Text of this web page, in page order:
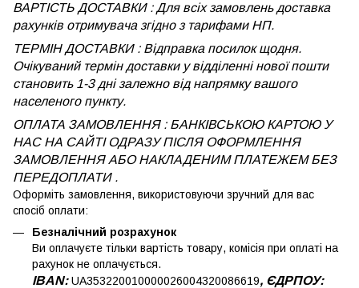
ВАРТІСТЬ ДОСТАВКИ : Для всіх замовлень доставка
рахунків отримувача згідно з тарифами НП.
ТЕРМІН ДОСТАВКИ : Відправка посилок щодня.
Очікуваний термін доставки у відділенні нової пошти
становить 1-3 дні залежно від напрямку вашого
населеного пункту.
ОПЛАТА ЗАМОВЛЕННЯ : БАНКІВСЬКОЮ КАРТОЮ У
НАС НА САЙТІ ОДРАЗУ ПІСЛЯ ОФОРМЛЕННЯ
ЗАМОВЛЕННЯ АБО НАКЛАДЕНИМ ПЛАТЕЖЕМБЕЗ
ПЕРЕДОПЛАТИ .
Оформіть замовлення, використовуючи зручний для вас
спосіб оплати:
Безналічний розрахунок
Ви оплачуєте тільки вартість товару, комісія при оплаті на
рахунок не оплачується.
IBAN:UA353220010000026004320086619, ЄДРПОУ: